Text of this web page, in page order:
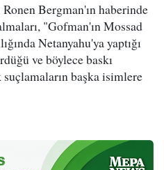
Bergman'ın haberinde
"Gofman'ın Mossad
Netanyahu'ya yaptığı
ve böylece baskı
başka isimlere